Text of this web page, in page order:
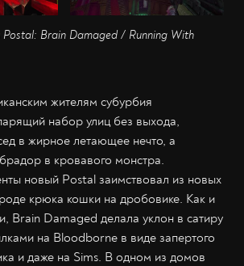
Postal: Brain Damaged / Running With
жителям субурбия
набор улиц без выхода,
в жирное летающее нечто, а
в кровавого монстра.
новый Postal заимствовал из новых
крюка кошки на дробовике. Как и
Brain Damaged делала уклон в сатиру
на Bloodborne в виде запертого
и даже на Sims. В одном из домов